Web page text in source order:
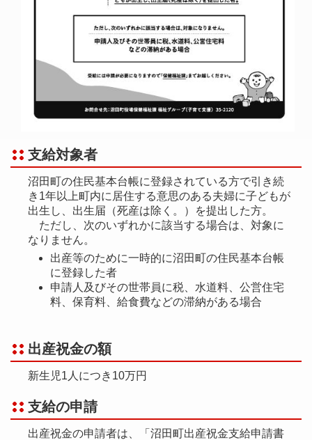
支給対象者
沼田町の住民基本台帳に登録されている方で引き続
き1年以上町内に居住する意思のある夫婦に子どもが
出生し、出生届（死産は除く。）を提出した方。
ただし、次のいずれかに該当する場合は、対象に
なりません。
出産等のために一時的に沼田町の住民基本台帳
に登録した者
申請人及びその世帯員に税、水道料、公営住宅
料、保育料、給食費などの滞納がある場合
出産祝金の額
新生児1人につき10万円
支給の申請
出産祝金の申請者は、「沼田町出産祝金支給申請書